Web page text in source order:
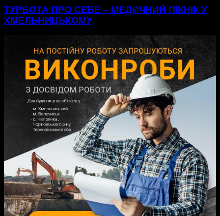
ТУРБОТА ПРО СЕБЕ – МЕДИЧНИЙ ПІКНІК У
ХМЕЛЬНИЦЬКОМУ